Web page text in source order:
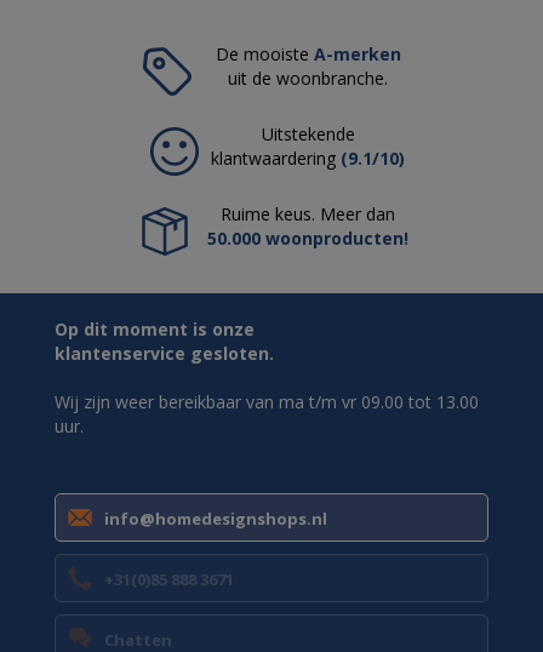
De mooiste A-merken
uit de woonbranche.
Uitstekende
klantwaardering (9.1/10)
Ruime keus. Meer dan
50.000 woonproducten!
Op dit moment is onze
klantenservice gesloten.
Wij zijn weer bereikbaar van ma t/m vr 09.00 tot 13.00
uur.
info@homedesignshops.nl
+31(0)85 888 3671
Chatten